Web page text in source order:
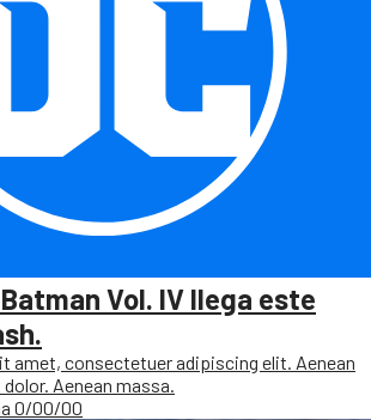
Vol. IV llega este
amet, consectetuer adipiscing elit. Aenean
Aenean massa.
0/00/00